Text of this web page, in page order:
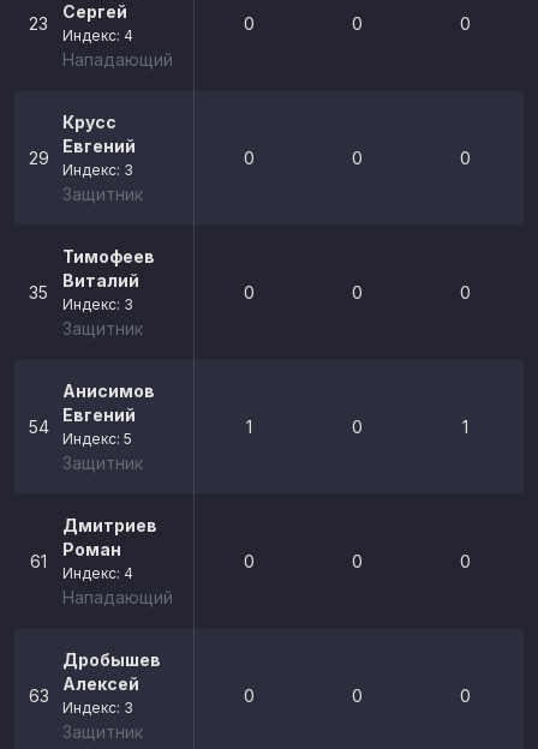
23
Сергей
Индекс: 4
Нападающий
0 0 0
29
Крусс
Евгений
Индекс: 3
Защитник
0 0 0
35
Тимофеев
Виталий
Индекс: 3
Защитник
0 0 0
54
Анисимов
Евгений
Индекс: 5
Защитник
1 0 1
61
Дмитриев
Роман
Индекс: 4
Нападающий
0 0 0
63
Дробышев
Алексей
Индекс: 3
Защитник
0 0 0